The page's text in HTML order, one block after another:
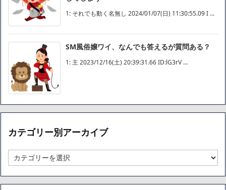
1: それでも動く名無し 2024/01/07(日) 11:30:55.09 I ...
SM風俗嬢ワイ、なんでも答えるが質問ある？
1: 主 2023/12/16(土) 20:39:31.66 ID:lG3rV ...
カテゴリー別アーカイブ
テ
ゴ
リ